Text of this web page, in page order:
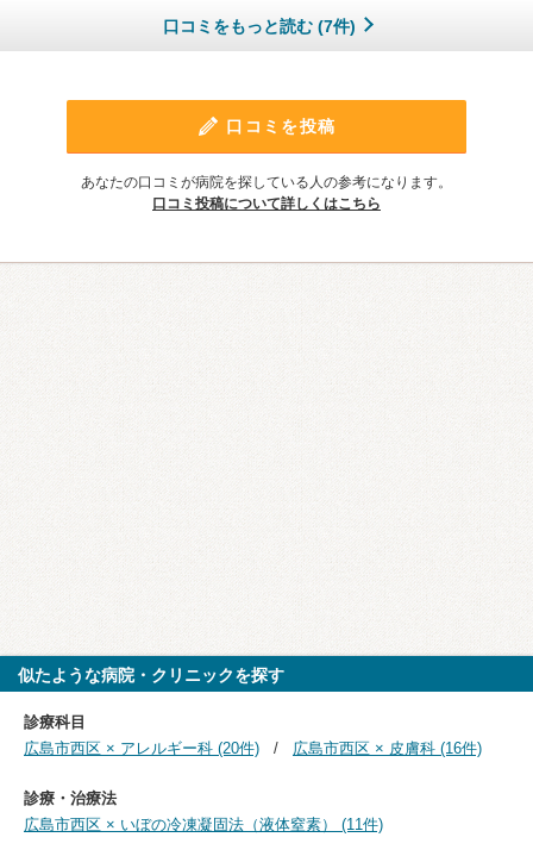
口コミをもっと読む (7件)
口コミを投稿
あなたの口コミが病院を探している人の参考になります。
口コミ投稿について詳しくはこちら
似たような病院・クリニックを探す
診療科目
広島市西区 × アレルギー科 (20件)
広島市西区 × 皮膚科 (16件)
診療・治療法
広島市西区 × いぼの冷凍凝固法（液体窒素） (11件)